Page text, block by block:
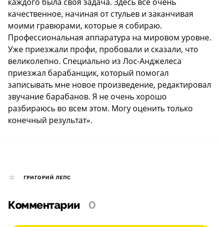
качественное, начиная от стульев и заканчивая
моими гравюрами, которые я собираю.
Профессиональная аппаратура на мировом уровне.
Уже приезжали профи, пробовали и сказали, что
великолепно. Специально из Лос-Анджелеса
приезжал барабанщик, который помогал
записывать мне новое произведение, редактировал
звучание барабанов. Я не очень хорошо
разбираюсь во всем этом. Могу оценить только
конечный результат».
ГРИГОРИЙ ЛЕПС
Комментарии 0